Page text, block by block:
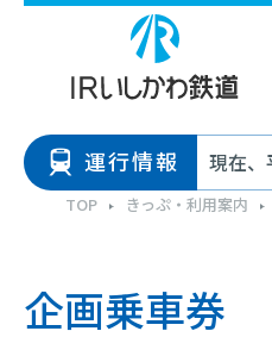
運行情報 現在、
TOP きっぷ・利用案内
企画乗車券